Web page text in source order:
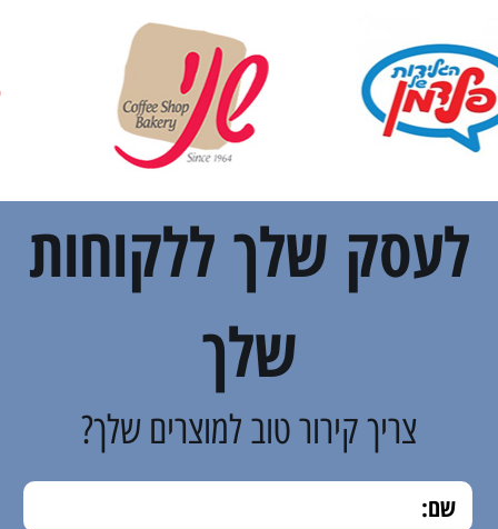
לעסק שלך ללקוחות
שלך
צריך קירור טוב למוצרים שלך?